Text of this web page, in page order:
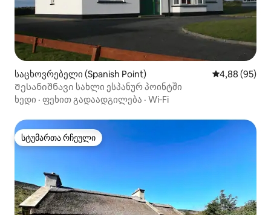
საცხოვრებელი (Spanish Point) საშუალო
4,88 (95)
Შესანიშნავი სახლი ესპანურ პოინტში
ხედი · ფეხით გადაადგილება · Wi‑Fi
სტუმართა რჩეული
სტუმართა რჩეული